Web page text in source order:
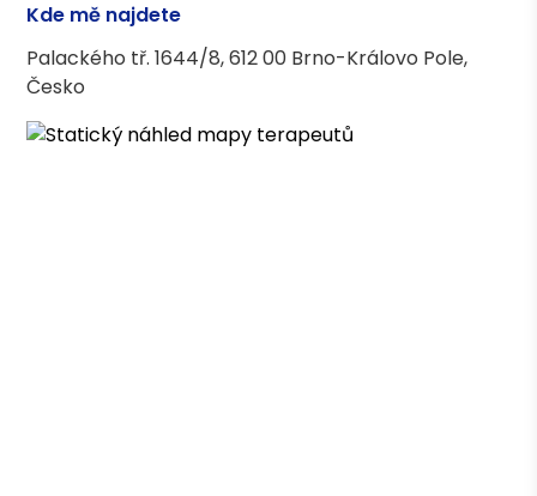
Akreditovaný kurz - Psycholog ve
zdravotnictví - FF CUNI
Asociace terapeutů
Kde mě najdete
Palackého tř. 1644/8, 612 00 Brno-Královo Pole,
Česko